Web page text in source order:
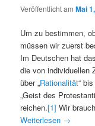
Veröffentlicht amMai
Um zu bestimmen,
müssen wir zuerst
Im Deutschen hat
die von individuellen
über „Rationalität“
„Geist des
reichen.[1] Wir
Weiterlesen →